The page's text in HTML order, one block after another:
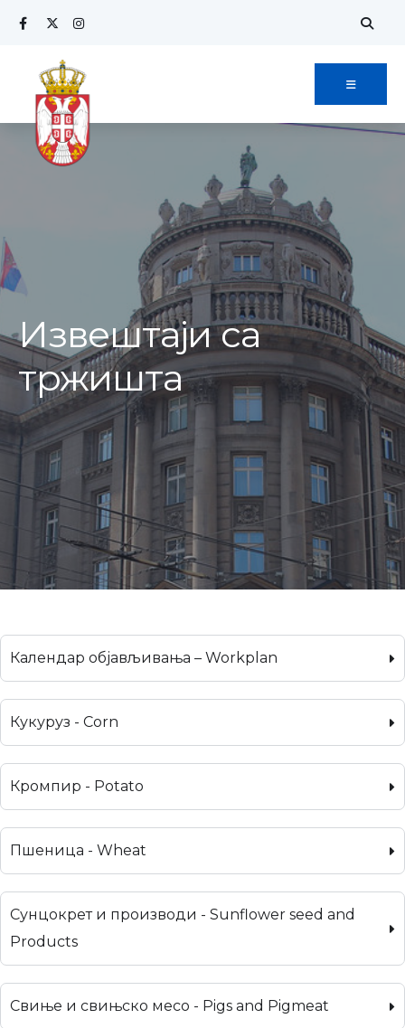
Извештаји са
тржишта
Календар објављивања – Workplan
Кукуруз - Corn
Кромпир - Potato
Пшеница - Wheat
Сунцокрет и производи - Sunflower seed and
Products
Свиње и свињско месо - Pigs and Pigmeat